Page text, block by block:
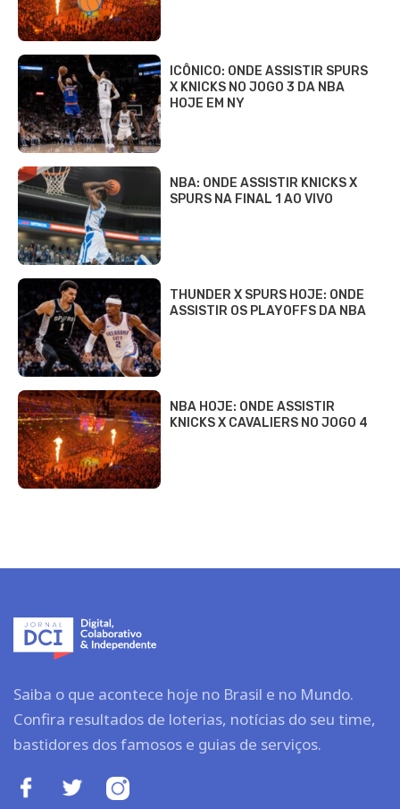
ICÔNICO: ONDE ASSISTIR SPURS
X KNICKS NO JOGO 3 DA NBA
HOJE EM NY
NBA: ONDE ASSISTIR KNICKS X
SPURS NA FINAL 1 AO VIVO
THUNDER X SPURS HOJE: ONDE
ASSISTIR OS PLAYOFFS DA NBA
NBA HOJE: ONDE ASSISTIR
KNICKS X CAVALIERS NO JOGO 4
Saiba o que acontece hoje no Brasil e no Mundo.
Confira resultados de loterias, notícias do seu time,
bastidores dos famosos e guias de serviços.